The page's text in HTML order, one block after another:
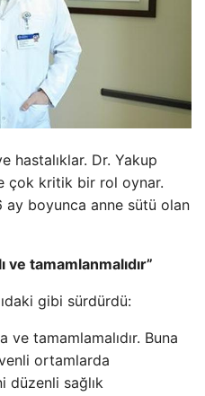
hastalıklar. Dr. Yakup
çok kritik bir rol oynar.
ay boyunca anne sütü olan
ve tamamlanmalıdır”
gibi sürdürdü:
ve tamamlamalıdır. Buna
ortamlarda
düzenli sağlık